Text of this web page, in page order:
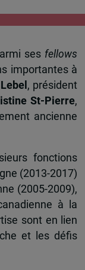
ses fellows
importantes à
, président
St-Pierre,
ancienne
fonctions
(2013-2017)
(2005-2009),
à la
sont en lien
et les défis